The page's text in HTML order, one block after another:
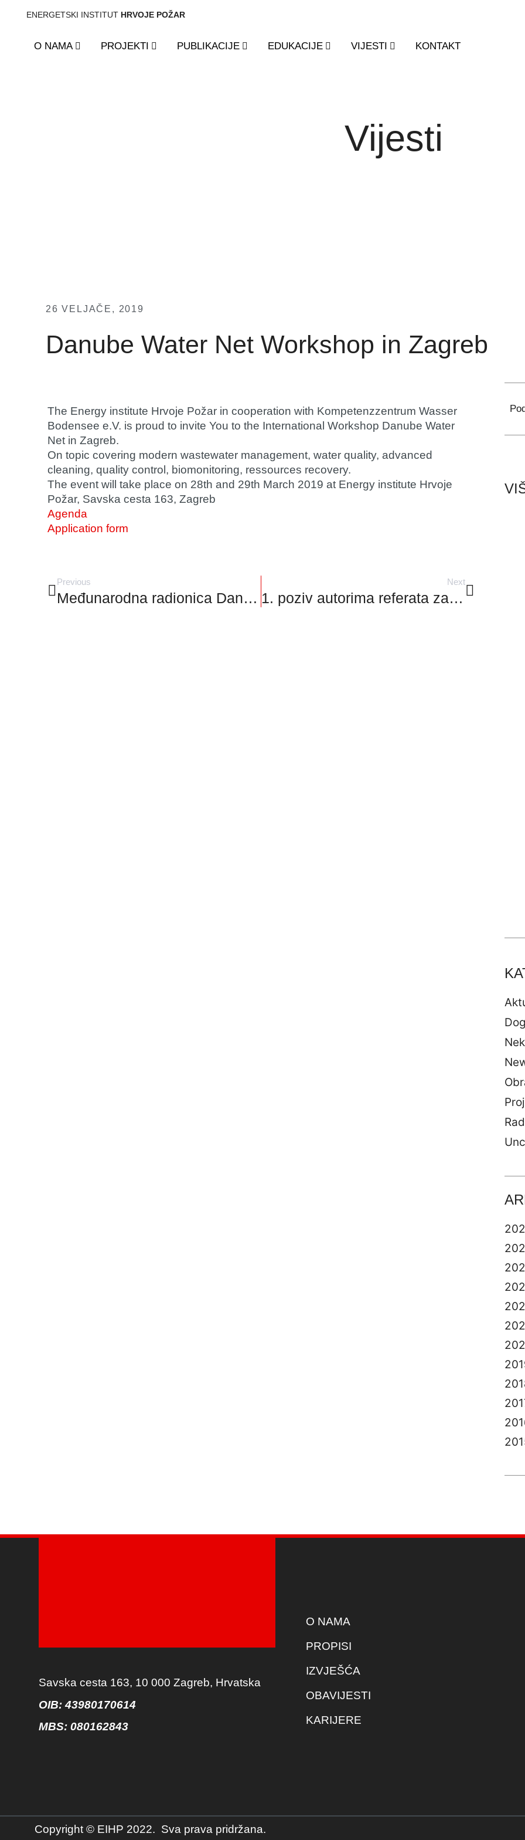
ENERGETSKI INSTITUT HRVOJE POŽAR
O NAMA PROJEKTI PUBLIKACIJE EDUKACIJE VIJESTI KONTAKT
Vijesti
26 VELJAČE, 2019
Danube Water Net Workshop in Zagreb
The Energy institute Hrvoje Požar in cooperation with Kompetenzzentrum Wasser
Bodensee e.V. is proud to invite You to the International Workshop Danube Water
Net in Zagreb.
On topic covering modern wastewater management, water quality, advanced
cleaning, quality control, biomonitoring, ressources recovery.
The event will take place on 28th and 29th March 2019 at Energy institute Hrvoje
Požar, Savska cesta 163, Zagreb
Agenda
Application form
Previous
Međunarodna radionica Danube Water Net
Next
1. poziv autorima referata za Dan energije u Hrvatskoj
Savska cesta 163, 10 000 Zagreb, Hrvatska
OIB: 43980170614
MBS: 080162843
O NAMA
PROPISI
IZVJEŠĆA
OBAVIJESTI
KARIJERE
Copyright © EIHP 2022. Sva prava pridržana.